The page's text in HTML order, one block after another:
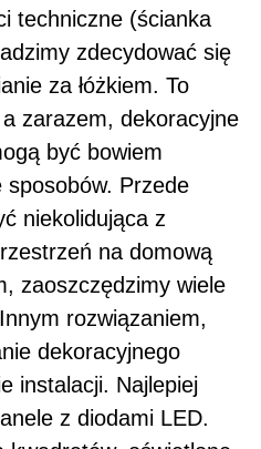
techniczne (ścianka
zdecydować się
za łóżkiem. To
zarazem, dekoracyjne
być bowiem
Przede
niekolidująca z
na domową
zaoszczędzimy wiele
rozwiązaniem,
dekoracyjnego
instalacji. Najlepiej
z diodami LED.